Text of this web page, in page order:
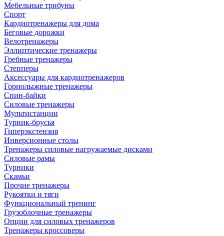
Мебельные трибуны
Спорт
Кардиотренажеры для дома
Беговые дорожки
Велотренажеры
Эллиптические тренажеры
Гребные тренажеры
Степперы
Аксессуары для кардиотренажеров
Горнолыжные тренажеры
Спин-байки
Силовые тренажеры
Мультистанции
Турник-брусья
Гиперэкстензия
Инверсионные столы
Тренажеры силовые нагружаемые дисками
Силовые рамы
Турники
Скамьи
Прочие тренажеры
Рукоятки и тяги
Функциональный тренинг
Грузоблочные тренажеры
Опции для силовых тренажеров
Тренажеры кроссоверы